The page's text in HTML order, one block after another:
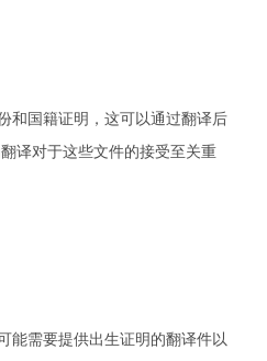
和国籍证明，这可以通过翻译后
译对于这些文件的接受至关重
能需要提供出生证明的翻译件以